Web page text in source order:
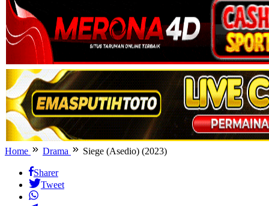
Home Drama Siege (Asedio) (2023)
Sharer
Tweet